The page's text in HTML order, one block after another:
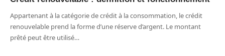
Appartenant à la catégorie de crédit à la consommation, le crédit
renouvelable prend la forme d’une réserve d’argent. Le montant
prêté peut être utilisé…